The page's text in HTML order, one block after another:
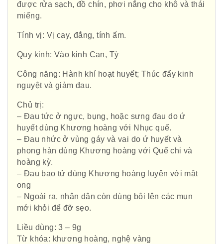
được rửa sạch, đồ chín, phơi nắng cho khô và thái
miếng.
Tính vị: Vị cay, đắng, tính ấm.
Quy kinh: Vào kinh Can, Tỳ
Công năng: Hành khí hoạt huyết; Thúc đẩy kinh
nguyệt và giảm đau.
Chủ trị:
– Đau tức ở ngực, bụng, hoặc sưng đau do ứ
huyết dùng Khương hoàng với Nhục quế.
– Đau nhức ở vùng gáy và vai do ứ huyết và
phong hàn dùng Khương hoàng với Quế chi và
hoàng kỳ.
– Đau bao tử dùng Khương hoàng luyện với mật
ong
– Ngoài ra, nhân dân còn dùng bôi lên các mụn
mới khỏi để đỡ sẹo.
Liều dùng: 3 – 9g
Từ khóa: khương hoàng, nghệ vàng
Hội Đông Y TP. Hà Nội
Phái đoàn Liên minh Châu Âu tại
Việt Nam
Nam